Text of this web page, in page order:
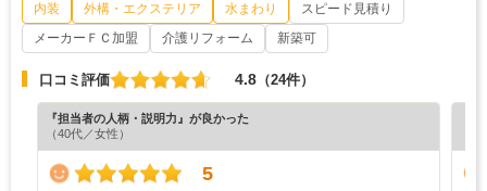
内装 外構・エクステリア 水まわり
スピード見積り
メーカーＦＣ加盟
介護リフォーム 新築可
口コミ評価 4.8 （24件）
『担当者の人柄・説明力』が良かった
（40代／女性）
5